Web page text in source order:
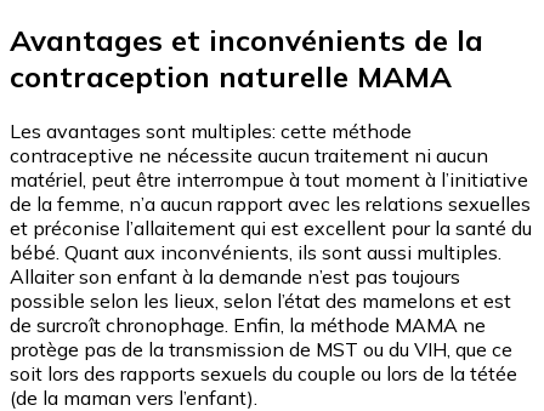
Avantages et inconvénients de la
contraception naturelle MAMA
Les avantages sont multiples: cette méthode
contraceptive ne nécessite aucun traitement ni aucun
matériel, peut être interrompue à tout moment à l’initiative
de la femme, n’a aucun rapport avec les relations sexuelles
et préconise l’allaitement qui est excellent pour la santé du
bébé. Quant aux inconvénients, ils sont aussi multiples.
Allaiter son enfant à la demande n’est pas toujours
possible selon les lieux, selon l’état des mamelons et est
de surcroît chronophage. Enfin, la méthode MAMA ne
protège pas de la transmission de MST ou du VIH, que ce
soit lors des rapports sexuels du couple ou lors de la tétée
(de la maman vers l’enfant).